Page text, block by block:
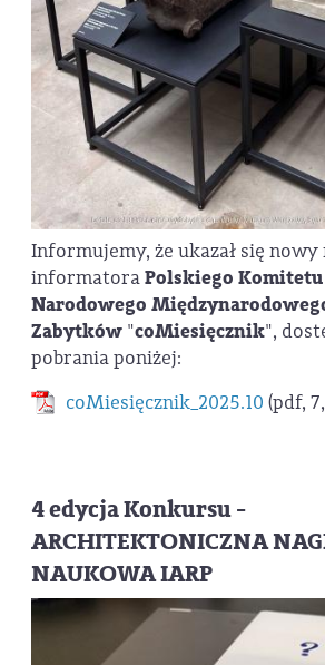
Informujemy, że ukazał się nowy
informatoraPolskiego Komitetu
Narodowego
Zabytków "coMiesięcznik",
pobrania poniżej:
coMiesięcznik_2025.10 (pdf,
4 edycja Konkursu -
ARCHITEKTONICZNA
NAUKOWA IARP